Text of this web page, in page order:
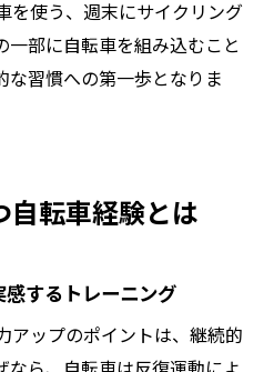
を使う、週末にサイクリング
一部に自転車を組み込むこと
な習慣への第一歩となりま
自転車経験とは
感するトレーニング
アップのポイントは、継続的